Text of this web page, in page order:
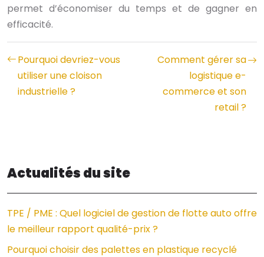
permet d’économiser du temps et de gagner en
efficacité.
Pourquoi devriez-vous
utiliser une cloison
industrielle ?
Comment gérer sa
logistique e-
commerce et son
retail ?
Actualités du site
TPE / PME : Quel logiciel de gestion de flotte auto offre
le meilleur rapport qualité-prix ?
Pourquoi choisir des palettes en plastique recyclé